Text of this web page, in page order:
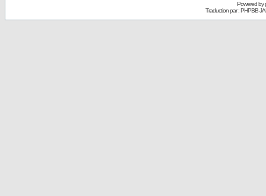
Powered by
Traduction par : PHPBB